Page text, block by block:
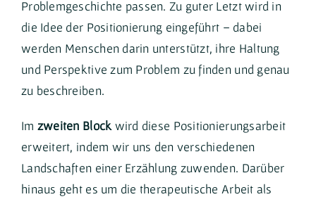
Problemgeschichte passen. Zu guter Letzt wird in
die Idee der Positionierung eingeführt – dabei
werden Menschen darin unterstützt, ihre Haltung
und Perspektive zum Problem zu finden und genau
zu beschreiben.
Im zweiten Block wird diese Positionierungsarbeit
erweitert, indem wir uns den verschiedenen
Landschaften einer Erzählung zuwenden. Darüber
hinaus geht es um die therapeutische Arbeit als